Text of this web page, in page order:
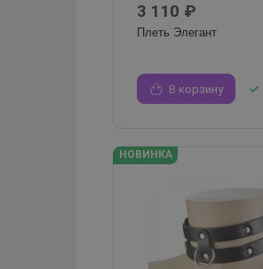
3 110 ₽
Плеть Элегант
В корзину
НОВИНКА